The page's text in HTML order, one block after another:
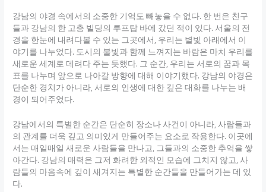
강남의 야경 속에서의 소중한 기억도 빼놓을 수 없다. 한 번은 친구
들과 강남의 한 고층 빌딩의 루프탑 바에 갔던 적이 있다. 서울의 전
경을 한눈에 내려다볼 수 있는 그곳에서, 우리는 별빛 아래에서 이
야기를 나누었다. 도시의 불빛과 함께 느껴지는 바람은 마치 우리를
새로운 세계로 데려다 주는 듯했다. 그 순간, 우리는 서로의 꿈과 목
표를 나누며 앞으로 나아갈 방향에 대해 이야기했다. 강남의 야경은
단순한 경치가 아니라, 서로의 인생에 대한 깊은 대화를 나누는 배
경이 되어주었다.
강남에서의 특별한 순간은 단순히 장소나 사건이 아니라, 사람들과
의 관계를 더욱 깊고 의미있게 만들어주는 요소로 작용한다. 이곳에
서는 매일매일 새로운 사람들을 만나고, 그들과의 소중한 추억을 쌓
아간다. 강남의 매력은 그저 화려한 외적인 모습에 그치지 않고, 사
람들의 마음속에 깊이 새겨지는 특별한 순간들을 만들어가는 데 있
다.